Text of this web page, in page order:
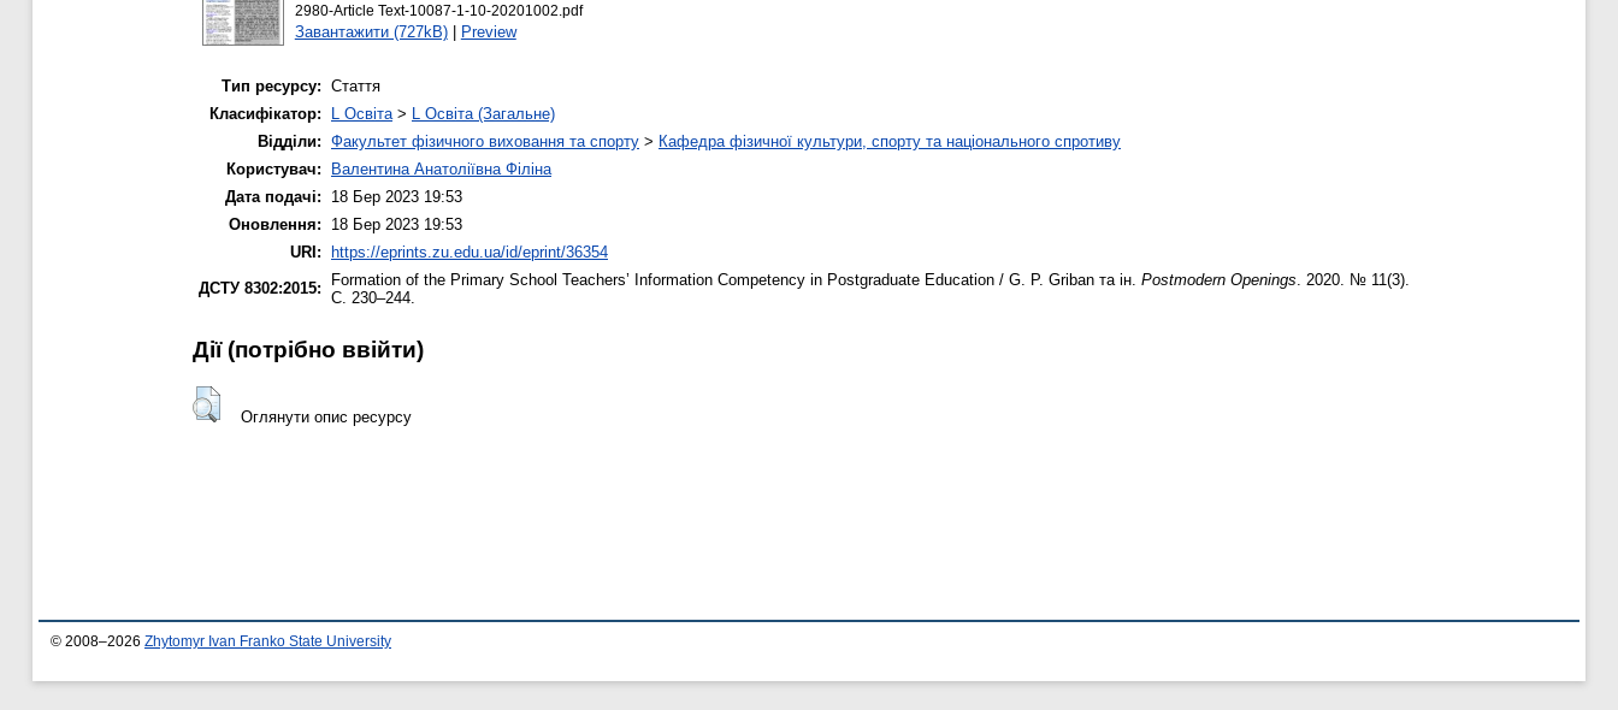
2980-Article Text-10087-1-10-20201002.pdf
Завантажити (727kB)| Preview
Тип ресурсу: Стаття
Класифікатор:
L Освіта> L Освіта (Загальне)
Відділи: Факультет фізичного виховання та спорту > Кафедра фізичної культури, спорту та національного спротиву
Користувач:
Валентина Анатоліївна Філіна
Дата подачі:
18 Бер 2023 19:53
Оновлення:
18 Бер 2023 19:53
URI:
https://eprints.zu.edu.ua/id/eprint/36354
ДСТУ 8302:2015:
Formation of the Primary School Teachers’ Information Competency in Postgraduate Education / G. P. Griban та ін. Postmodern Openings. 2020. № 11(3).
С. 230–244.
Дії ​​(потрібно ввійти)
Оглянути опис ресурсу
© 2008–2026 Zhytomyr Ivan Franko State University